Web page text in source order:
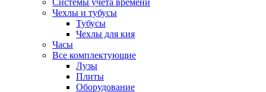
Системы учета времени
Чехлы и тубусы
Тубусы
Чехлы для кия
Часы
Все комплектующие
Лузы
Плиты
Оборудование